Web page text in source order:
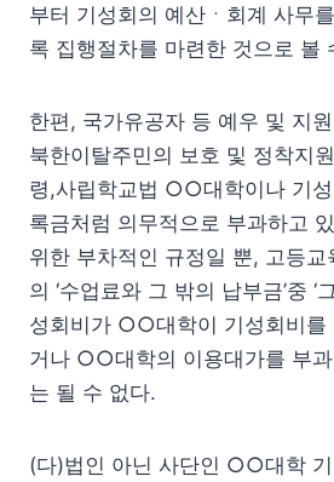
부터 기성회의 예산ㆍ회계 사무
록 집행절차를 마련한 것으로 볼
한편, 국가유공자 등 예우 및 지
북한이탈주민의 보호 및 정착지
령,사립학교법 ○○대학이나 기
록금처럼 의무적으로 부과하고
위한 부차적인 규정일 뿐, 고등교
의 ‘수업료와 그 밖의 납부금’중 ‘
성회비가 ○○대학이 기성회비를
거나 ○○대학의 이용대가를 부
는 될 수 없다.
(다)법인 아닌 사단인 ○○대학 기